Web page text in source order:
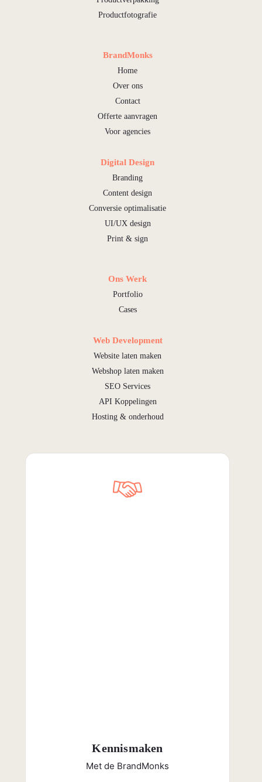
Productfotografie
BrandMonks
Home
Over ons
Contact
Offerte aanvragen
Voor agencies
Digital Design
Branding
Content design
Conversie optimalisatie
UI/UX design
Print & sign
Ons Werk
Portfolio
Cases
Web Development
Website laten maken
Webshop laten maken
SEO Services
API Koppelingen
Hosting & onderhoud
Kennismaken
Met de BrandMonks